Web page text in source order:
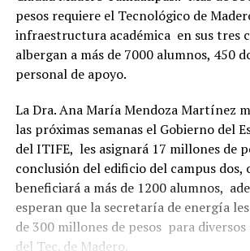
pesos requiere el Tecnológico de
infraestructura académica en sus tres
albergan a más de 7000 alumnos, 450
personal de apoyo.
La Dra. Ana María Mendoza Martínez
las próximas semanas el Gobierno del
del ITIFE, les asignará 17 millones de
conclusión del edificio del campus dos,
beneficiará a más de 1200 alumnos,
esperan que la secretaría de energía
de 300 millones de pesos para
del Tec. de Madero.